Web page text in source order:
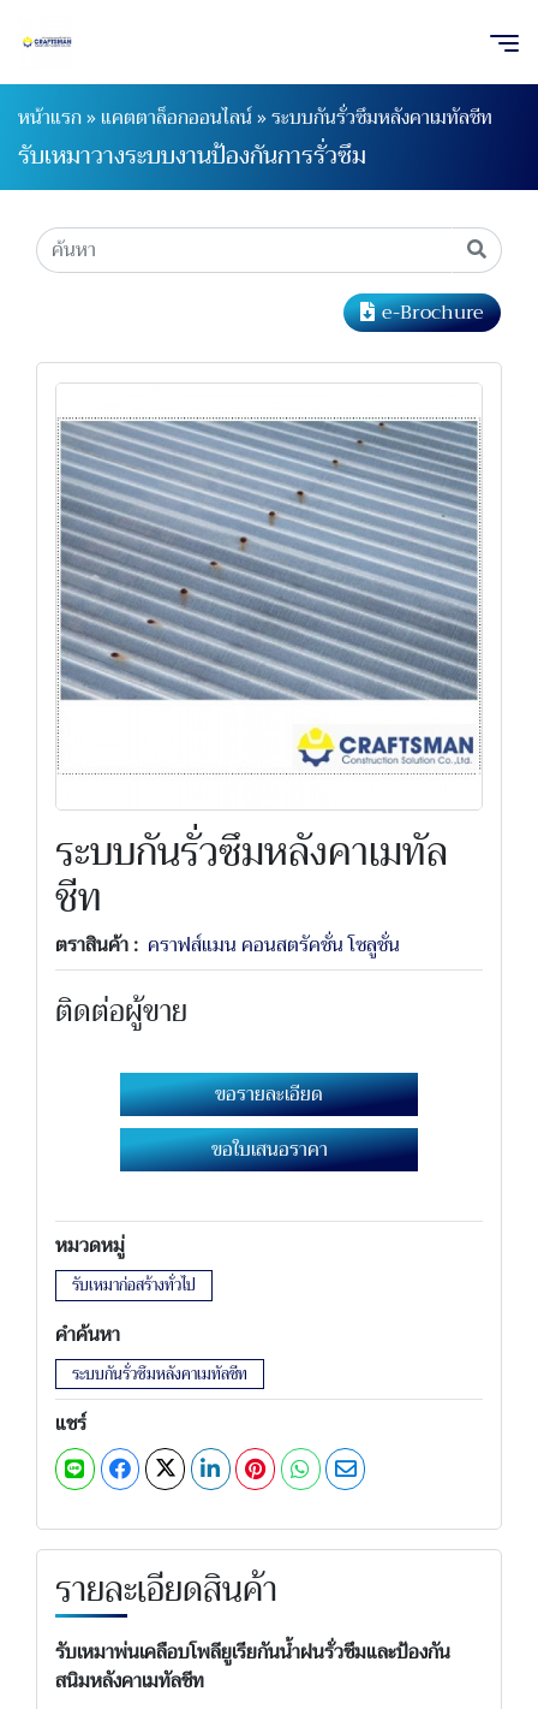
หน้าแรก»แคตตาล็อกออนไลน์»ระบบกันรั่วซึมหลังคาเมทัลชีท
รับเหมาวางระบบงานป้องกันการรั่วซึม
e-Brochure
ระบบกันรั่วซึมหลังคาเมทัล
ชีท
ตราสินค้า : คราฟส์แมน คอนสตรัคชั่น โซลูชั่น
ติดต่อผู้ขาย
ขอรายละเอียด
ขอใบเสนอราคา
หมวดหมู่
รับเหมาก่อสร้างทั่วไป
คำค้นหา
ระบบกันรั่วซึมหลังคาเมทัลชีท
แชร์
รายละเอียดสินค้า
รับเหมาพ่นเคลือบโพลียูเรียกันน้ำฝนรั่วซึมและป้องกัน
สนิมหลังคาเมทัลชีท